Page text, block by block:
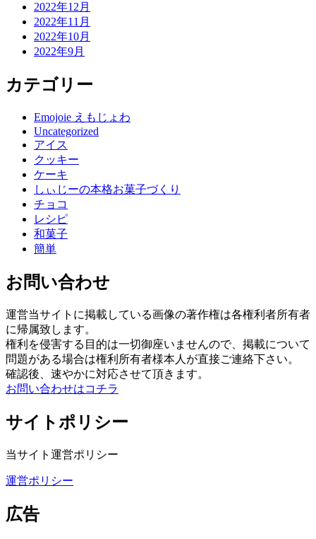
2022年12月
2022年11月
2022年10月
2022年9月
カテゴリー
Emojoie えもじょわ
Uncategorized
アイス
クッキー
ケーキ
しぃじーの本格お菓子づくり
チョコ
レシピ
和菓子
簡単
お問い合わせ
運営当サイトに掲載している画像の著作権は各権利者所有者
に帰属致します。
権利を侵害する目的は一切御座いませんので、掲載について
問題がある場合は権利所有者様本人が直接ご連絡下さい。
確認後、速やかに対応させて頂きます。
お問い合わせはコチラ
サイトポリシー
当サイト運営ポリシー
運営ポリシー
広告